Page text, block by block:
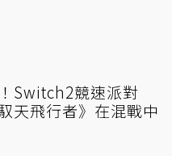
Switch2競速派對
天飛行者》在混戰中